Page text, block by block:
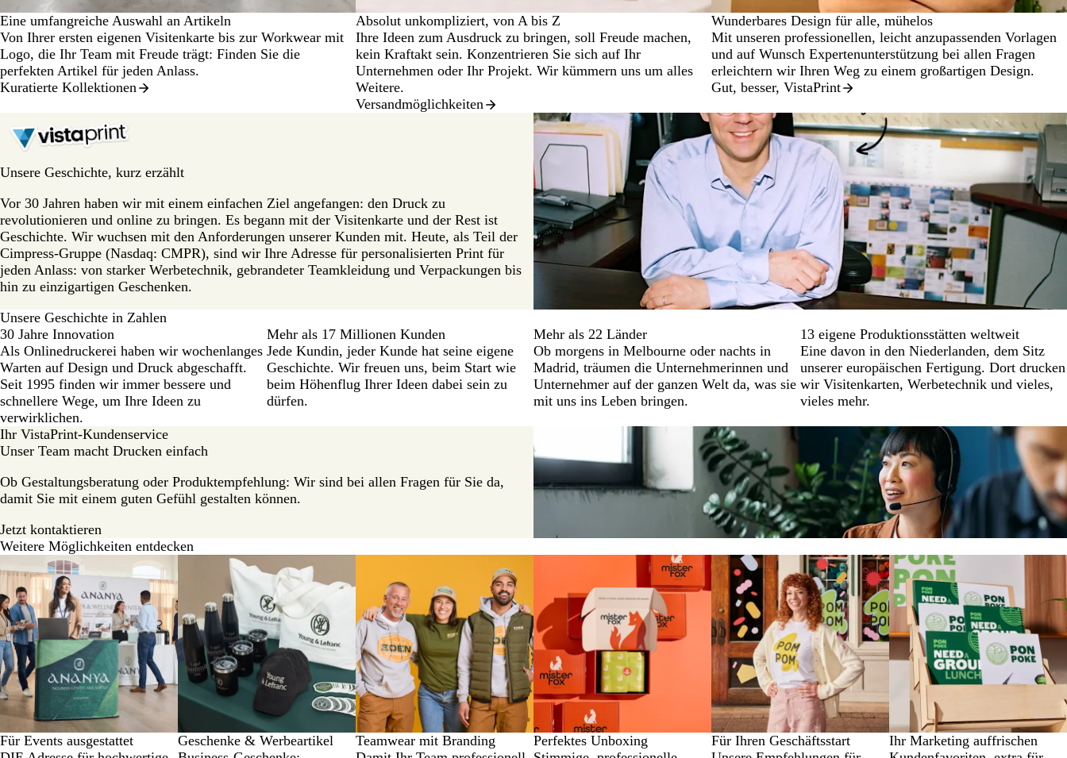
Eine umfangreiche Auswahl an Artikeln
Von Ihrer ersten eigenen Visitenkarte bis zur Workwear mit
Logo, die Ihr Team mit Freude trägt: Finden Sie die
perfekten Artikel für jeden Anlass.
Kuratierte Kollektionen
Absolut unkompliziert, von A bis Z
Ihre Ideen zum Ausdruck zu bringen, soll Freude machen,
kein Kraftakt sein. Konzentrieren Sie sich auf Ihr
Unternehmen oder Ihr Projekt. Wir kümmern uns um alles
Weitere.
Versandmöglichkeiten
Wunderbares Design für alle, mühelos
Mit unseren professionellen, leicht anzupassenden Vorlagen
und auf Wunsch Expertenunterstützung bei allen Fragen
erleichtern wir Ihren Weg zu einem großartigen Design.
Gut, besser, VistaPrint
Unsere Geschichte, kurz erzählt
Vor 30 Jahren haben wir mit einem einfachen Ziel angefangen: den Druck zu
revolutionieren und online zu bringen. Es begann mit der Visitenkarte und der Rest ist
Geschichte. Wir wuchsen mit den Anforderungen unserer Kunden mit. Heute, als Teil der
Cimpress-Gruppe (Nasdaq: CMPR), sind wir Ihre Adresse für personalisierten Print für
jeden Anlass: von starker Werbetechnik, gebrandeter Teamkleidung und Verpackungen bis
hin zu einzigartigen Geschenken.
Unsere Geschichte in Zahlen
30 Jahre Innovation
Als Onlinedruckerei haben wir wochenlanges
Warten auf Design und Druck abgeschafft.
Seit 1995 finden wir immer bessere und
schnellere Wege, um Ihre Ideen zu
verwirklichen.
Mehr als 17 Millionen Kunden
Jede Kundin, jeder Kunde hat seine eigene
Geschichte. Wir freuen uns, beim Start wie
beim Höhenflug Ihrer Ideen dabei sein zu
dürfen.
Mehr als 22 Länder
Ob morgens in Melbourne oder nachts in
Madrid, träumen die Unternehmerinnen und
Unternehmer auf der ganzen Welt da, was sie
mit uns ins Leben bringen.
13 eigene Produktionsstätten weltweit
Eine davon in den Niederlanden, dem Sitz
unserer europäischen Fertigung. Dort drucken
wir Visitenkarten, Werbetechnik und vieles,
vieles mehr.
Ihr VistaPrint-Kundenservice
Unser Team macht Drucken einfach
Ob Gestaltungsberatung oder Produktempfehlung: Wir sind bei allen Fragen für Sie da,
damit Sie mit einem guten Gefühl gestalten können.
Jetzt kontaktieren
Weitere Möglichkeiten entdecken
Für Events ausgestattet
Geschenke & Werbeartikel
Teamwear mit Branding
Perfektes Unboxing
Für Ihren Geschäftsstart
Ihr Marketing auffrischen